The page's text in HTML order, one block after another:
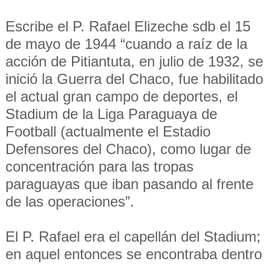
Escribe el P. Rafael Elizeche sdb el 15
de mayo de 1944 “cuando a raíz de la
acción de Pitiantuta, en julio de 1932, se
inició la Guerra del Chaco, fue habilitado
el actual gran campo de deportes, el
Stadium de la Liga Paraguaya de
Football (actualmente el Estadio
Defensores del Chaco), como lugar de
concentración para las tropas
paraguayas que iban pasando al frente
de las operaciones”.
El P. Rafael era el capellán del Stadium;
en aquel entonces se encontraba dentro